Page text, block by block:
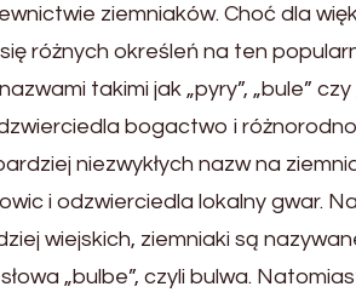
ziemniaków. Choć dla
różnych określeń na ten
takimi jak „pyry”, „bule”
bogactwo i
niezwykłych nazw na
i odzwierciedla lokalny gwar.
wiejskich, ziemniaki są
„bulbe”, czyli bulwa.